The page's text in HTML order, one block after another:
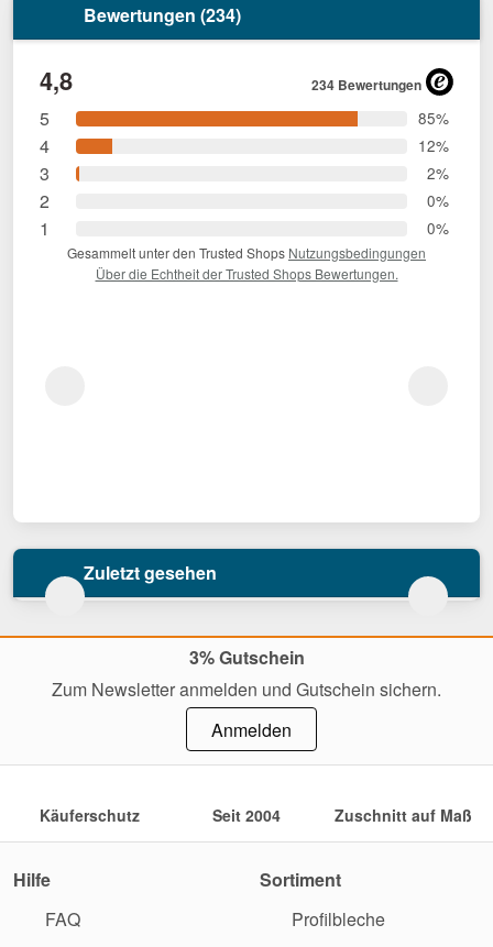
Bewertungen (234)
4,8 234 Bewertungen
5 85%
4 12%
3 2%
2 0%
1 0%
Gesammelt unter den Trusted Shops Nutzungsbedingungen
Über die Echtheit der Trusted Shops Bewertungen.
Zuletzt gesehen
3% Gutschein
Zum Newsletter anmelden und Gutschein sichern.
Anmelden
Käuferschutz Seit 2004 Zuschnitt auf Maß
Hilfe
FAQ
Sortiment
Profilbleche